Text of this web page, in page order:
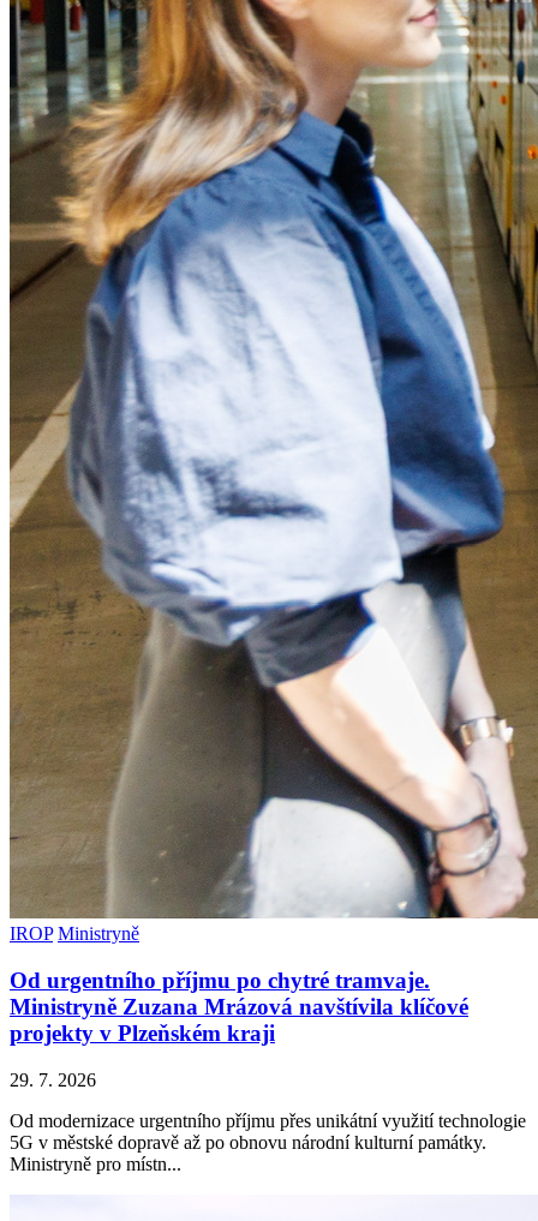
IROP Ministryně
Od urgentního příjmu po chytré tramvaje.
Ministryně Zuzana Mrázová navštívila klíčové
projekty v Plzeňském kraji
29. 7. 2026
Od modernizace urgentního příjmu přes unikátní využití technologie
5G v městské dopravě až po obnovu národní kulturní památky.
Ministryně pro místn...